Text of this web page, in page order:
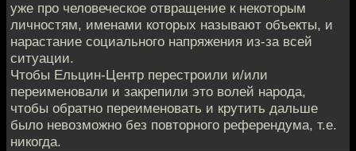
уже про человеческое отвращение к некоторым
личностям, именами которых называют объекты, и
нарастание социального напряжения из-за всей
ситуации.
Чтобы Ельцин-Центр перестроили и/или
переименовали и закрепили это волей народа,
чтобы обратно переименовать и крутить дальше
было невозможно без повторного референдума, т.е.
никогда.